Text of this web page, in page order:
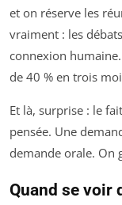
et on réserve les
vraiment : les
connexion
de 40 % en trois
Et là, surprise : le
pensée. Une
demande orale. On
Quand se voir